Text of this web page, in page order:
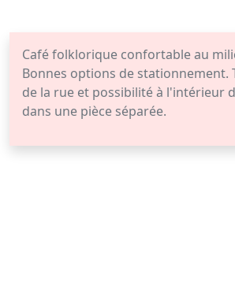
Café folklorique confortable au
Bonnes options de stationnement.
de la rue et possibilité à l'intérieur
dans une pièce séparée.